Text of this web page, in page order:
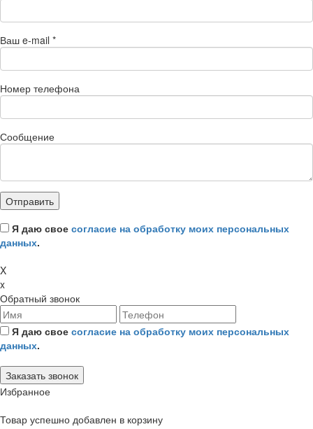
Ваш e-mail *
Номер телефона
Сообщение
Я даю свое согласие на обработку моих персональных
данных.
X
x
Обратный звонок
Я даю свое согласие на обработку моих персональных
данных.
Избранное
Товар успешно добавлен в корзину